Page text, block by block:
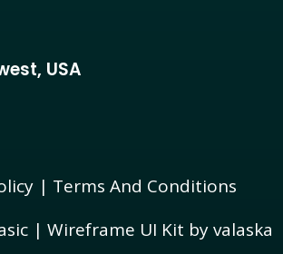
USA
| Terms And Conditions
| Wireframe UI Kit byvalaska